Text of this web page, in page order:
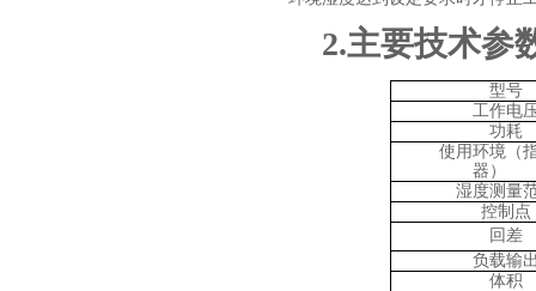
2.主要技术参
型号
工作电
功耗
使用环境（
器）
湿度测量
控制点
回差
负载输
体积